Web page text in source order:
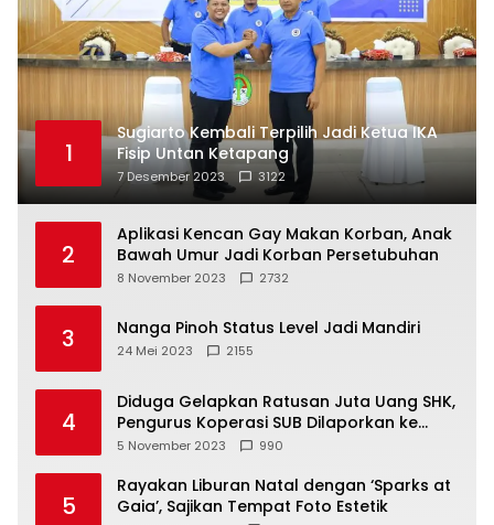
1
Sugiarto Kembali Terpilih Jadi Ketua IKA
Fisip Untan Ketapang
7 Desember 2023 3122
2
Aplikasi Kencan Gay Makan Korban, Anak
Bawah Umur Jadi Korban Persetubuhan
8 November 2023 2732
3 Nanga Pinoh Status Level Jadi Mandiri
24 Mei 2023 2155
4
Diduga Gelapkan Ratusan Juta Uang SHK,
Pengurus Koperasi SUB Dilaporkan ke
Polisi
5 November 2023 990
5
Rayakan Liburan Natal dengan ‘Sparks at
Gaia’, Sajikan Tempat Foto Estetik